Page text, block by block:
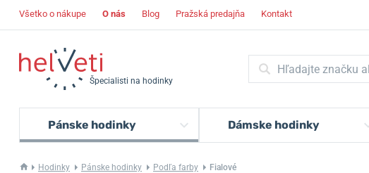
Všetko o nákupe O nás Blog Pražská predajňa Kontakt
Špecialisti na hodinky
Pánske hodinky Dámske hodinky
Hodinky Pánske hodinky Podľa farby Fialové